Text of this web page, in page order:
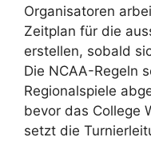
Organisatoren
Zeitplan für die
erstellen, sobald
Die NCAA-Regeln
Regionalspiele
bevor das College
setzt die